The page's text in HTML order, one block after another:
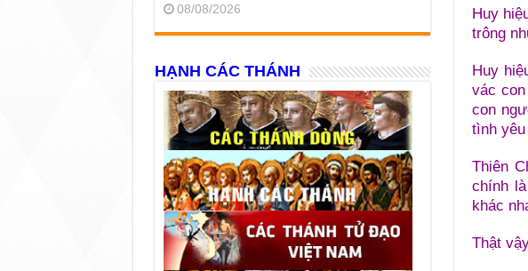
Huy
trông
Huy
vác
con
tình
Thiên
chính
khác
Thật
08/08/2026
HẠNH CÁC THÁNH